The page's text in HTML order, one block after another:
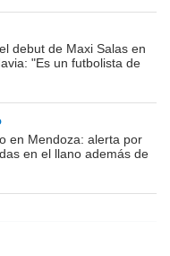
debut de Maxi Salas en
"Es un futbolista de
en Mendoza: alerta por
en el llano además de